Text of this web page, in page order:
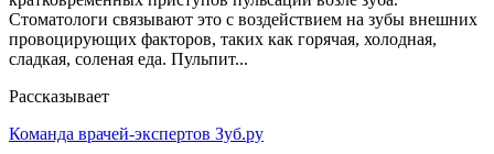
Стоматологи связывают это с воздействием на зубы внешних
провоцирующих факторов, таких как горячая, холодная,
сладкая, соленая еда. Пульпит...
Рассказывает
Команда врачей-экспертов Зуб.ру